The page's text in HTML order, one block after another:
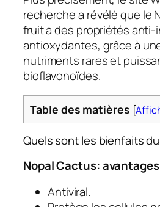
recherche a révélé que le
fruit a des propriétés
antioxydantes, grâce à
nutriments rares et
bioflavonoïdes.
Table des matières [
Quels sont les bienfaits
Nopal Cactus:
Antiviral.